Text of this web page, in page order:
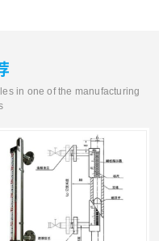
in one of the manufacturing